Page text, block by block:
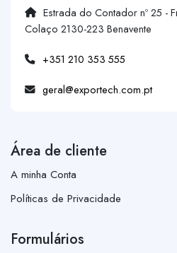
Estrada do Contador nº 25 -
Colaço 2130-223 Benavente
+351 210 353 555
geral@exportech.com.pt
Área de cliente
A minha Conta
Políticas de Privacidade
Formulários